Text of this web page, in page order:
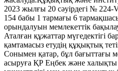
2023 жылғы 20 сәуірдегі № 224-
154 бабы 1 тармағы 6
орындалуын мемлекеттік
Аталған құжаттар мүгедектігі
қамтамасыз етудің құқықтық
Сонымен қатар, бұл бағыттағы
асыруға ҚР Еңбек және халықты